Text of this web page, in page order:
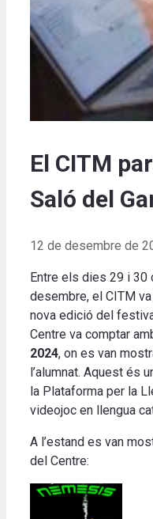
El CITM
Saló del
12 de desembre de
Entre els dies 29 i 30
desembre, el CITM
nova edició del
Centre va comptar
2024, on es van
l’alumnat. Aquest és
la Plataforma per la
videojoc en llengua
A l’estand es van
del Centre: